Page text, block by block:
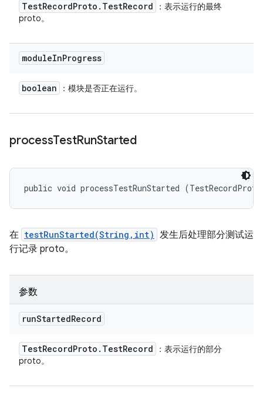
TestRecordProto . TestRecord
：表示运行的最终
proto。
moduleInProgress
boolean ：模块是否正在运行。
processTestRunStarted
public void processTestRunStarted
在 testRunStarted(String,int) 发生后处理部分测试运
行记录 proto。
参数
runStartedRecord
TestRecordProto . TestRecord
：表示运行的部分
proto。